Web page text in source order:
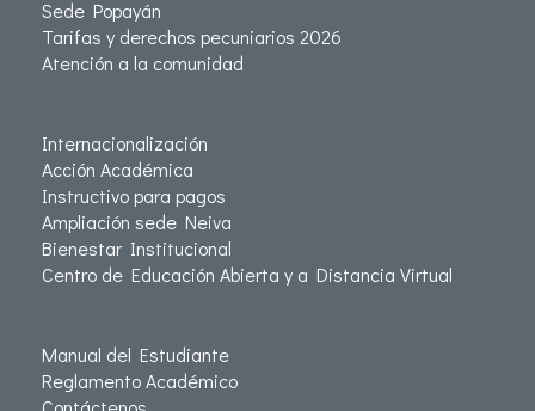
Sede Popayán
Tarifas y derechos pecuniarios 2026
Atención a la comunidad
Internacionalización
Acción Académica
Instructivo para pagos
Ampliación sede Neiva
Bienestar Institucional
Centro de Educación Abierta y a Distancia Virtual
Manual del Estudiante
Reglamento Académico